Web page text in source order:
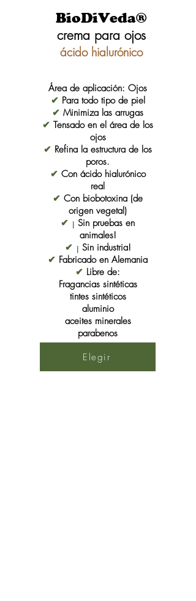
BioDiVeda®
crema para ojos
ácido hialurónico
Área de aplicación: Ojos
✔ Para todo tipo de piel
✔ Minimiza las arrugas
✔ Tensado en el área de los
ojos
✔ Refina la estructura de los
poros.
✔ Con ácido hialurónico
real
✔ Con biobotoxina (de
origen vegetal)
✔ ¡ Sin pruebas en
animales!
✔ ¡ Sin industria!
✔ Fabricado en Alemania
✔ Libre de:
Fragancias sintéticas
tintes sintéticos
aluminio
aceites minerales
parabenos
Elegir